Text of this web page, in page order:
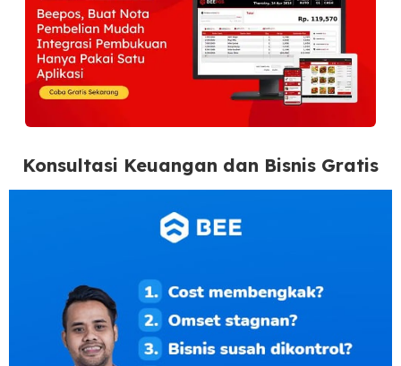
Konsultasi Keuangan dan Bisnis Gratis